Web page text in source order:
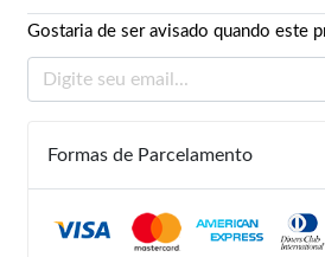
Gostaria de ser avisado quando este
Formas de Parcelamento